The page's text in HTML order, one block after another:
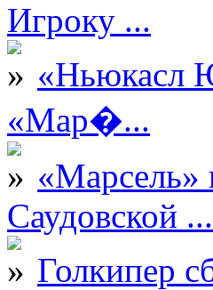
Игроку ...
«Ньюкасл
«Мар�...
«Марсель»
Саудовской ...
Голкипер